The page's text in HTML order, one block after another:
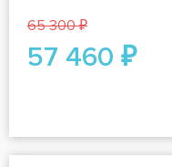
65 300 ₽
57 460 ₽